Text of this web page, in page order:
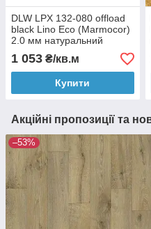
DLW LPX 132-080 offload
black Lino Eco (Marmocor)
2.0 мм натуральний
лінолеум
1 053 ₴/кв.м
Купити
Акційні пропозиції та
–53%